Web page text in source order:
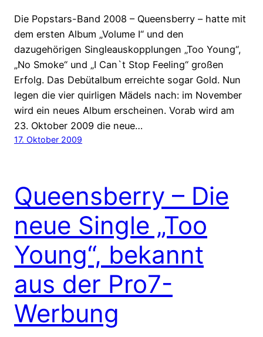
Die Popstars-Band 2008 – Queensberry – hatte mit
dem ersten Album „Volume I“ und den
dazugehörigen Singleauskopplungen „Too Young“,
„No Smoke“ und „I Can`t Stop Feeling“ großen
Erfolg. Das Debütalbum erreichte sogar Gold. Nun
legen die vier quirligen Mädels nach: im November
wird ein neues Album erscheinen. Vorab wird am
23. Oktober 2009 die neue…
17. Oktober 2009
Queensberry – Die
neue Single „Too
Young“, bekannt
aus der Pro7-
Werbung